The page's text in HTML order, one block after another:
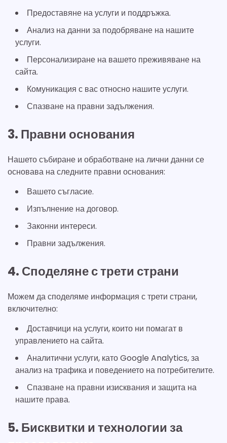
Предоставяне на услуги и поддръжка.
Анализ на данни за подобряване на нашите
услуги.
Персонализиране на вашето преживяване на
сайта.
Комуникация с вас относно нашите услуги.
Спазване на правни задължения.
3. Правни основания
Нашето събиране и обработване на лични данни се
основава на следните правни основания:
Вашето съгласие.
Изпълнение на договор.
Законни интереси.
Правни задължения.
4. Споделяне с трети страни
Можем да споделяме информация с трети страни,
включително:
Доставчици на услуги, които ни помагат в
управлението на сайта.
Аналитични услуги, като Google Analytics, за
анализ на трафика и поведението на потребителите.
Спазване на правни изисквания и защита на
нашите права.
5. Бисквитки и технологии за